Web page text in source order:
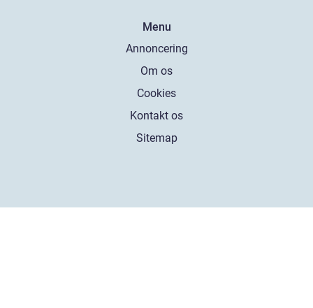
Menu
Annoncering
Om os
Cookies
Kontakt os
Sitemap